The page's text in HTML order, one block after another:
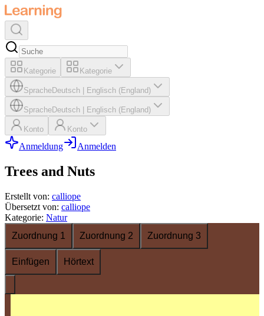
Kategorie Kategorie
SpracheDeutsch Englisch (England)
SpracheDeutsch Englisch (England)
Konto Konto
Anmeldung Anmelden
Trees and Nuts
Erstellt von: calliope
Übersetzt von: calliope
Kategorie: Natur
Zuordnung 1
Zuordnung 2 Zuordnung 3
Einfügen Hörtext